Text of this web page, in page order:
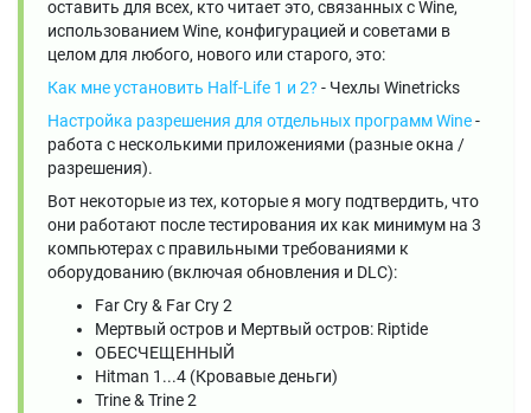
оставить для всех, кто читает это, связанных с Wine,
использованием Wine, конфигурацией и советами в
целом для любого, нового или старого, это:
Как мне установить Half-Life 1 и 2? - Чехлы Winetricks
Настройка разрешения для отдельных программ Wine-
работа с несколькими приложениями (разные окна /
разрешения).
Вот некоторые из тех, которые я могу подтвердить, что
они работают после тестирования их как минимум на 3
компьютерах с правильными требованиями к
оборудованию (включая обновления и DLC):
Far Cry & Far Cry 2
Мертвый остров и Мертвый остров: Riptide
ОБЕСЧЕЩЕННЫЙ
Hitman 1...4 (Кровавые деньги)
Trine & Trine 2